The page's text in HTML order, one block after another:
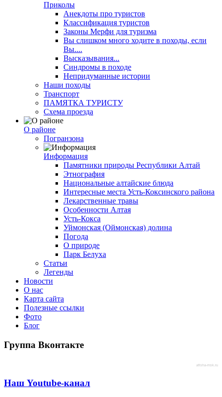
Приколы
Анекдоты про туристов
Классификация туристов
Законы Мерфи для туризма
Вы слишком много ходите в походы, если
Вы....
Высказывания...
Синдромы в походе
Непридуманные истории
Наши походы
Транспорт
ПАМЯТКА ТУРИСТУ
Схема проезда
О районе
Погранзона
Информация
Памятники природы Республики Алтай
Этнография
Национальные алтайские блюда
Интересные места Усть-Коксинского района
Лекарственные травы
Особенности Алтая
Усть-Кокса
Уймонская (Оймонская) долина
Погода
О природе
Парк Белуха
Статьи
Легенды
Новости
О нас
Карта сайта
Полезные ссылки
Фото
Блог
Группа Вконтакте
afisha-msk.ru
Наш Youtube-канал